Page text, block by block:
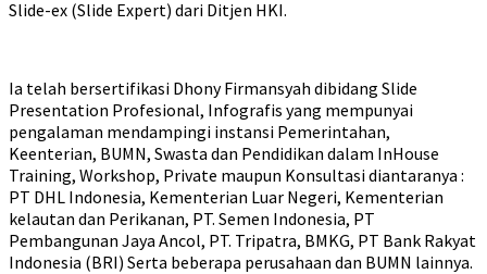
Slide-ex (Slide Expert) dari Ditjen HKI.
Ia telah bersertifikasi Dhony Firmansyah dibidang Slide
Presentation Profesional, Infografis yang mempunyai
pengalaman mendampingi instansi Pemerintahan,
Keenterian, BUMN, Swasta dan Pendidikan dalam InHouse
Training, Workshop, Private maupun Konsultasi diantaranya :
PT DHL Indonesia, Kementerian Luar Negeri, Kementerian
kelautan dan Perikanan, PT. Semen Indonesia, PT
Pembangunan Jaya Ancol, PT. Tripatra, BMKG, PT Bank Rakyat
Indonesia (BRI) Serta beberapa perusahaan dan BUMN lainnya.